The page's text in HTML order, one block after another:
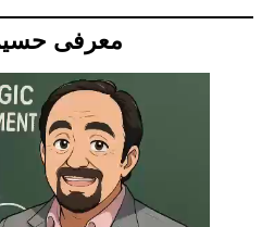
معرفی